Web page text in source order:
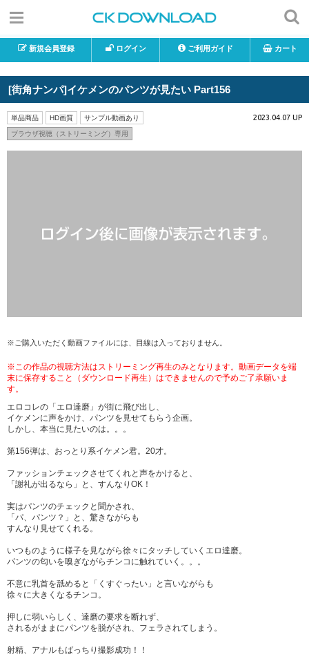
新規会員登録 ログイン ご利用ガイド カート
[街角ナンパ]イケメンのパンツが見たい Part156
単品商品 HD画質 サンプル動画あり
ブラウザ視聴（ストリーミング）専用
2023.04.07 UP
※ご購入いただく動画ファイルには、目線は入っておりません。
※この作品の視聴方法はストリーミング再生のみとなります。動画データを端
末に保存すること（ダウンロード再生）はできませんので予めご了承願いま
す。
エロコレの「エロ達磨」が街に飛び出し、
イケメンに声をかけ、パンツを見せてもらう企画。
しかし、本当に見たいのは。。。
第156弾は、おっとり系イケメン君。20才。
ファッションチェックさせてくれと声をかけると、
「謝礼が出るなら」と、すんなりOK！
実はパンツのチェックと聞かされ、
「パ、パンツ？」と、驚きながらも
すんなり見せてくれる。
いつものように様子を見ながら徐々にタッチしていくエロ達磨。
パンツの匂いを嗅ぎながらチンコに触れていく。。。
不意に乳首を舐めると「くすぐったい」と言いながらも
徐々に大きくなるチンコ。
押しに弱いらしく、達磨の要求を断れず、
されるがままにパンツを脱がされ、フェラされてしまう。
射精、アナルもばっちり撮影成功！！